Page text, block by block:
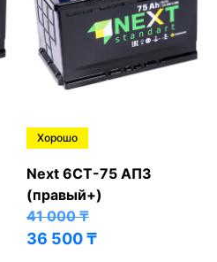
Хорошо
Next 6СТ-75 АПЗ
(правый+)
41 000₸
36 500₸